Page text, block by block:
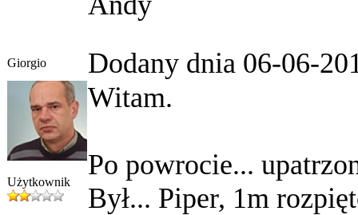
Giorgio Dodany dnia 06-06-
Użytkownik
Witam.
Po powrocie...
Był... Piper, 1m